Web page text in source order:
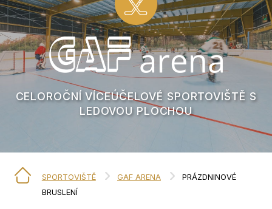
CELOROČNÍ VÍCEÚČELOVÉ SPORTOVIŠTĚ S
LEDOVOU PLOCHOU
SPORTOVIŠTĚ GAF ARENA
PRÁZDNINOVÉ
BRUSLENÍ